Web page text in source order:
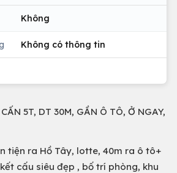
Không
Không có thông tin
5T, DT 30M, GẦN Ô TÔ, Ở NGAY,
tiện ra Hồ Tây, lotte, 40m ra ô tô+
cấu siêu đẹp , bố trí phòng, khu